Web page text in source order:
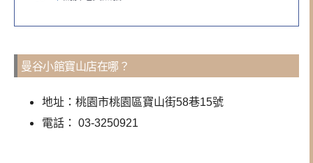
曼谷小館寶山店在哪？
地址： 桃園市桃園區寶山街58巷15號
電話： 03-3250921